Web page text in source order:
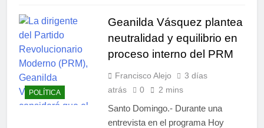
POLÍTICA
Geanilda Vásquez plantea
neutralidad y equilibrio en
proceso interno del PRM
Francisco Alejo
3 días
atrás
0 2 mins
Santo Domingo.- Durante una
entrevista en el programa Hoy